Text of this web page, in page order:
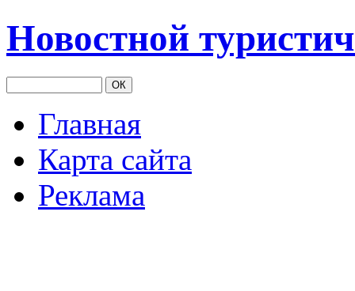
Новостной
Главная
Карта сайта
Реклама